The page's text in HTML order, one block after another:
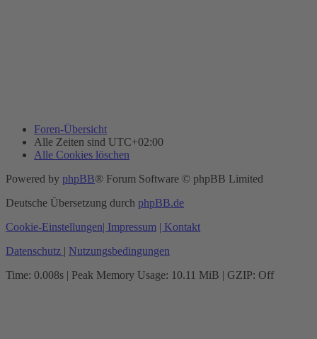
Foren-Übersicht
Alle Zeiten sind UTC+02:00
Alle Cookies löschen
Powered by phpBB® Forum Software © phpBB Limited
Deutsche Übersetzung durch phpBB.de
Cookie-Einstellungen| Impressum | Kontakt
Datenschutz | Nutzungsbedingungen
Time: 0.008s | Peak Memory Usage: 10.11 MiB | GZIP: Off